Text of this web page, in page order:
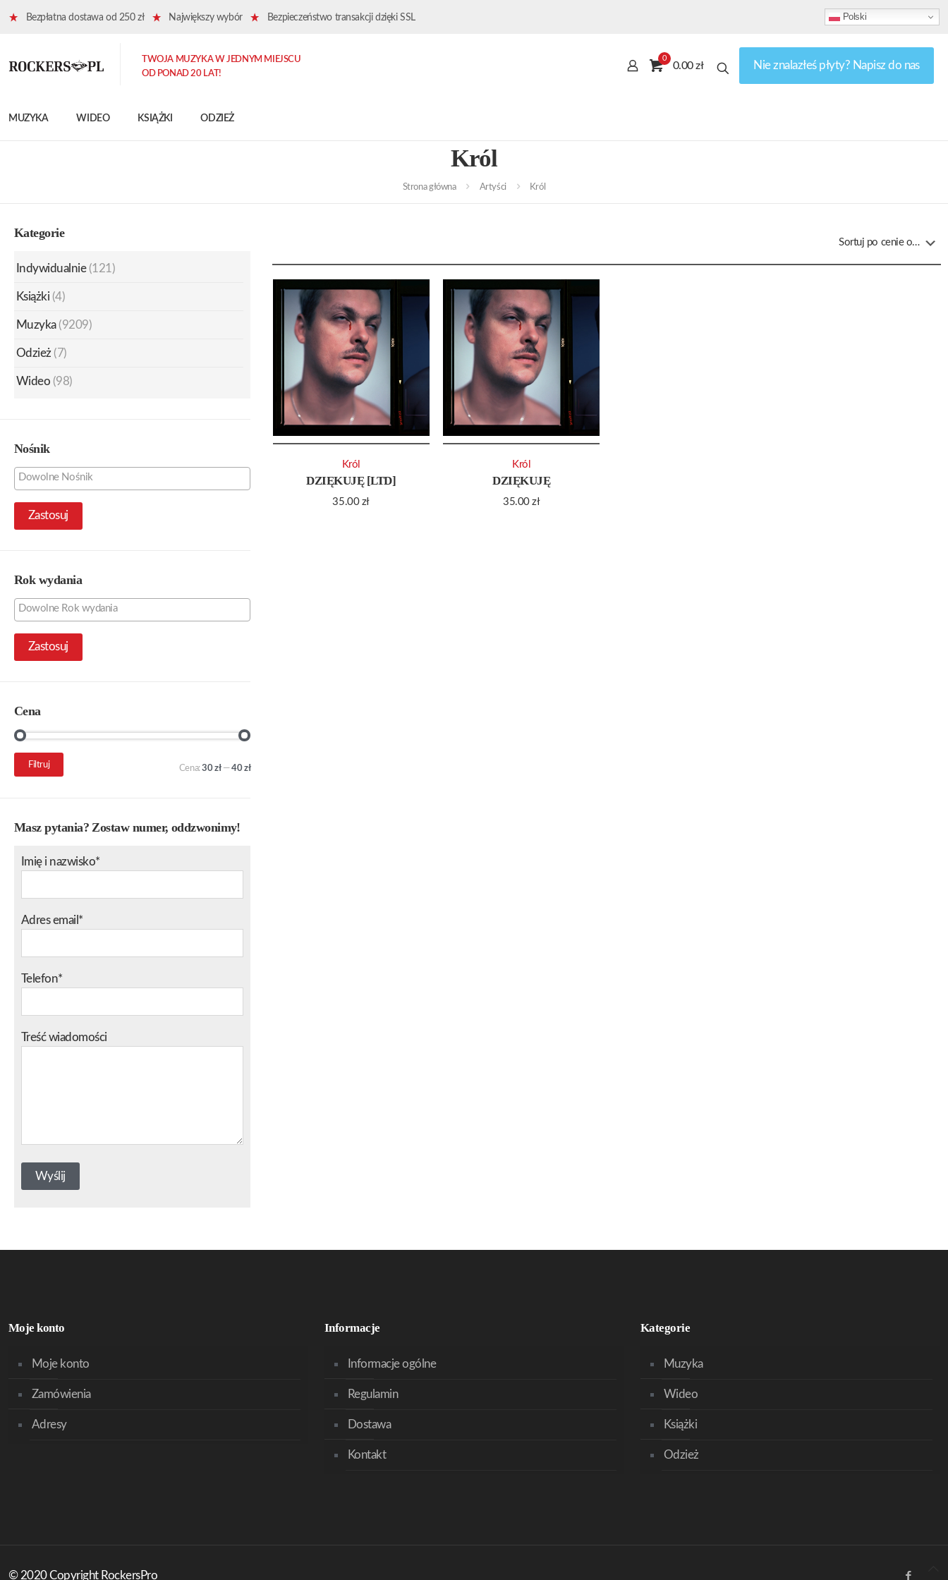
Bezpłatna dostawa od 250 zł Największy wybór Bezpieczeństwo transakcji dzięki SSL Polski
MUZYKA WIDEO KSIĄŻKI ODZIEŻ
TWOJA MUZYKA W JEDNYM MIEJSCU
OD PONAD 20 LAT!
0
0.00 zł Nie znalazłeś płyty? Napisz do nas
Król
Strona główna Artyści Król
DZIĘKUJĘ [LTD]
35.00 zł
Król
DZIĘKUJĘ
35.00zł
Król
Kategorie
Indywidualnie (121)
Książki (4)
Muzyka (9209)
Odzież (7)
Wideo (98)
Nośnik
Zastosuj
Rok wydania
Zastosuj
Cena
Cena
min.
Cena
maks.
Filtruj Cena:30 zł—40 zł
Masz pytania? Zostaw numer, oddzwonimy!
Imię i nazwisko*
Adres email*
Telefon*
Treść wiadomości
Moje konto
Moje konto
Zamówienia
Adresy
Informacje
Informacje ogólne
Regulamin
Dostawa
Kontakt
Kategorie
Muzyka
Wideo
Książki
Odzież
© 2020 Copyright RockersPro